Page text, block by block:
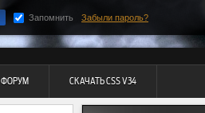
Запомнить Забыли пароль?
ФОРУМ СКАЧАТЬ CSS V34